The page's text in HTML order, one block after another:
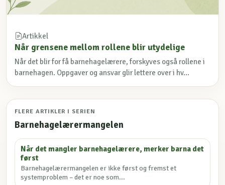
Artikkel
Når grensene mellom rollene blir utydelige
Når det blir for få barnehagelærere, forskyves også rollene i
barnehagen. Oppgaver og ansvar glir lettere over i hv...
FLERE ARTIKLER I SERIEN
Barnehagelærermangelen
Når det mangler barnehagelærere, merker barna det
først
Barnehagelærermangelen er ikke først og fremst et
systemproblem – det er noe som...